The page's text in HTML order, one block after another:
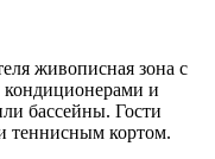
живописная зона с
и
бассейны. Гости
теннисным кортом.